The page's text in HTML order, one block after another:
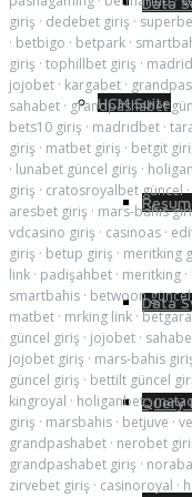
HCM Suite
Data
Query
giriş · dedebet giriş ·
· betbigo · betpark ·
giriş · tophillbet giriş ·
jojobet · kargabet ·
sahabet · grandpashabet
bets10 giriş · madridbet ·
giriş · matbet giriş · betgit
· lunabet güncel giriş ·
giriş · cratosroyalbet güncel·
aresbet giriş · mars-bahis
vdcasino giriş · casinoas ·
giriş · betup giriş · meritking
link · padişahbet · meritking ·
smartbahis · betwoon
matbet · mrking link ·
güncel giriş · jojobet ·
jojobet giriş · mars-bahis
güncel giriş · bettilt güncel
kingroyal · holiganbet·
giriş · marsbahis · betjuve ·
grandpashabet · nerobet
grandpashabet giriş ·
zirvebet giriş · casinoroyal ·